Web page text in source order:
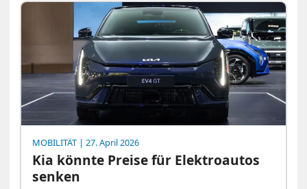
MOBILITÄT | 27. April 2026
Kia könnte Preise für Elektroautos
senken